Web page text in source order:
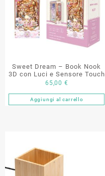
Sweet Dream – Book Nook
3D con Luci e Sensore Touch
65,00 €
Aggiungi al carrello